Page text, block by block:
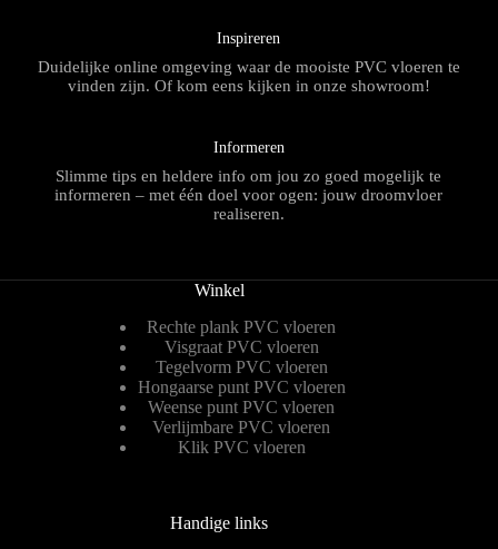
Inspireren
Duidelijke online omgeving waar de mooiste PVC vloeren te
vinden zijn. Of kom eens kijken in onze showroom!
Informeren
Slimme tips en heldere info om jou zo goed mogelijk te
informeren – met één doel voor ogen: jouw droomvloer
realiseren.
Winkel
Rechte plank PVC vloeren
Visgraat PVC vloeren
Tegelvorm PVC vloeren
Hongaarse punt PVC vloeren
Weense punt PVC vloeren
Verlijmbare PVC vloeren
Klik PVC vloeren
Handige links